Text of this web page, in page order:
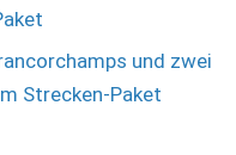
und zwei
Strecken-Paket